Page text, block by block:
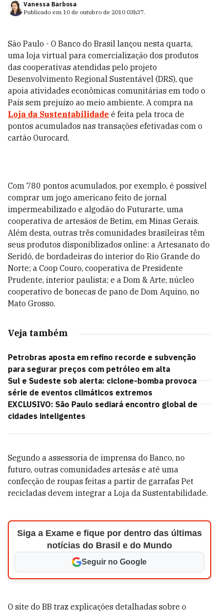
Vanessa Barbosa
Publicado em 10 de outubro de 2010 03h37.
São Paulo - O Banco do Brasil lançou nesta quarta,
uma loja virtual para comercialização dos produtos
das cooperativas atendidas pelo projeto
Desenvolvimento Regional Sustentável (DRS), que
apoia atividades econômicas comunitárias em todo o
País sem prejuízo ao meio ambiente. A compra na
Loja da Sustentabilidade é feita pela troca de
pontos acumulados nas transações efetivadas com o
cartão Ourocard.
Com 780 pontos acumulados, por exemplo, é possível
comprar um jogo americano feito de jornal
impermeabilizado e algodão do Futurarte, uma
cooperativa de artesãos de Betim, em Minas Gerais.
Além desta, outras três comunidades brasileiras têm
seus produtos disponiblizados online: a Artesanato do
Seridó, de bordadeiras do interior do Rio Grande do
Norte; a Coop Couro, cooperativa de Presidente
Prudente, interior paulista; e a Dom & Arte, núcleo
cooperativo de bonecas de pano de Dom Aquino, no
Mato Grosso.
Veja também
Petrobras aposta em refino recorde e subvenção
para segurar preços com petróleo em alta
Sul e Sudeste sob alerta: ciclone-bomba provoca
série de eventos climáticos extremos
EXCLUSIVO: São Paulo sediará encontro global de
cidades inteligentes
Segundo a assessoria de imprensa do Banco, no
futuro, outras comunidades artesãs e até uma
confecção de roupas feitas a partir de garrafas Pet
recicladas devem integrar a Loja da Sustentabilidade.
Siga a Exame e fique por dentro das últimas
notícias do Brasil e do Mundo
Seguir no Google
O site do BB traz explicações detalhadas sobre o